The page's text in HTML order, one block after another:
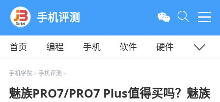
手机评测
首页 编程 手机 软件
硬件
教程
平面
手机学院> 手机评测 >
魅族PRO7/PRO7 Plus值得买吗？魅族